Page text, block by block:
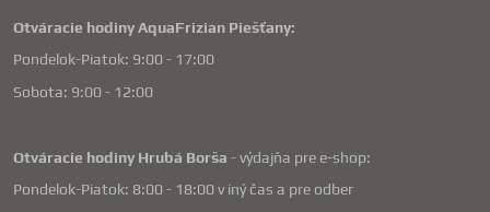
Otváracie hodiny AquaFrizian Piešťany:
Pondelok-Piatok: 9:00 - 17:00
Sobota: 9:00 - 12:00
Otváracie hodiny Hrubá Borša - výdajňa pre e-shop:
Pondelok-Piatok: 8:00 - 18:00 v iný čas a pre odber